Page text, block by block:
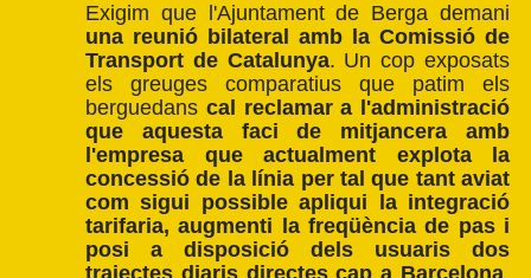
Exigim que l'Ajuntament de Berga demani
una reunió bilateral amb la Comissió de
Transport de Catalunya. Un cop exposats
els greuges comparatius que patim els
berguedans cal reclamar a l'administració
que aquesta faci de mitjancera amb
l'empresa que actualment explota la
concessió de la línia per tal que tant aviat
com sigui possible apliqui la integració
tarifaria, augmenti la freqüència de pas i
posi a disposició dels usuaris dos